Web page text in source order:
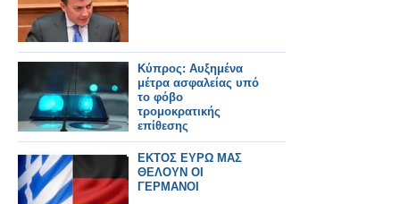
Κύπρος: Αυξημένα
μέτρα ασφαλείας υπό
το φόβο
τρομοκρατικής
επίθεσης
ΕΚΤΟΣ ΕΥΡΩ ΜΑΣ
ΘΕΛΟΥΝ ΟΙ
ΓΕΡΜΑΝΟΙ